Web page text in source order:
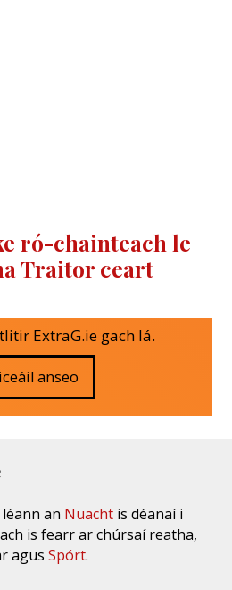
ró-chainteach le
Traitor ceart
ExtraG.ie gach lá.
anseo
an Nuacht is déanaí i
is fearr ar chúrsaí reatha,
agusSpórt.